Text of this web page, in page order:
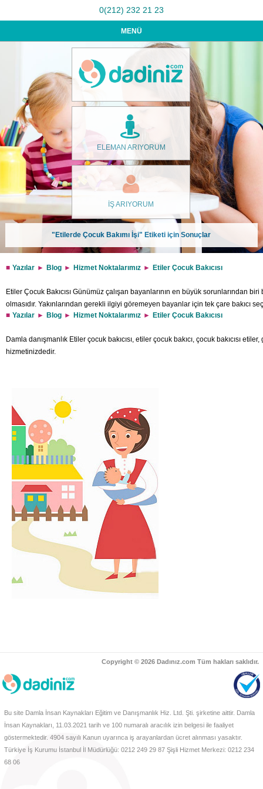
0(212) 232 21 23
MENÜ
ELEMAN ARIYORUM
İŞ ARIYORUM
"Etilerde Çocuk Bakımı İşi" Etiketi için Sonuçlar
Yazılar Blog Hizmet Noktalarımız Etiler Çocuk Bakıcısı
Etiler Çocuk Bakıcısı Günümüz çalışan bayanlarının en büyük sorunlarından
olmasıdır. Yakınlarından gerekli ilgiyi göremeyen bayanlar için tek çare bakıcı
hizmetlere ön yargıyla yaklaşmaktadır. Bu konuda bütün ön yargıları yıkan
Yazılar Blog Hizmet Noktalarımız Etiler Çocuk Bakıcısı
Damla danışmanlık Etiler çocuk bakıcısı, etiler çocuk bakıcı, çocuk bakıcısı
hizmetinizdedir.
Copyright © 2026 Dadınız.com Tüm hakları saklıdır.
Bu site Damla İnsan Kaynakları Eğitim ve Danışmanlık Hiz. Ltd. Şti. şirketine aittir. Damla
İnsan Kaynakları, 11.03.2021 tarih ve 100 numaralı aracılık izin belgesi ile faaliyet
göstermektedir. 4904 sayılı Kanun uyarınca iş arayanlardan ücret alınması yasaktır.
Türkiye İş Kurumu İstanbul İl Müdürlüğü: 0212 249 29 87 Şişli Hizmet Merkezi: 0212 234
68 06